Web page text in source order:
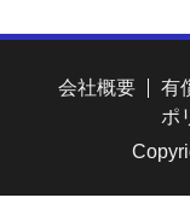
会社概要 有
ポ